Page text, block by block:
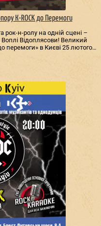
К-ROCK до Перемоги
рок-н-ролу на одній сцені –
Відоплясови! Великий
перемоги» в Києві 25 лютого…